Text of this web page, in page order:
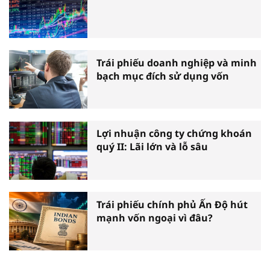
Trái phiếu doanh nghiệp và minh
bạch mục đích sử dụng vốn
Lợi nhuận công ty chứng khoán
quý II: Lãi lớn và lỗ sâu
Trái phiếu chính phủ Ấn Độ hút
mạnh vốn ngoại vì đâu?